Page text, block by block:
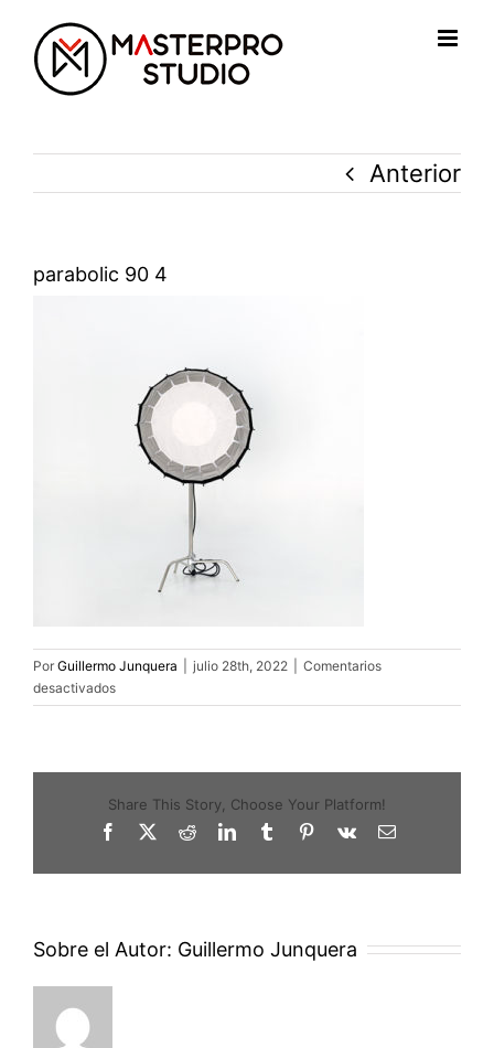
Saltar
contenido
Anterior
parabolic 90 4
Por Guillermo Junquera julio 28th, 2022
Comentarios
desactivadosen
parabolic
Share This Story, Choose Your Platform!
Facebook
X RedditLinkedInTumblrPinterest
Vk
Correo
Sobre el Autor: Guillermo Junquera